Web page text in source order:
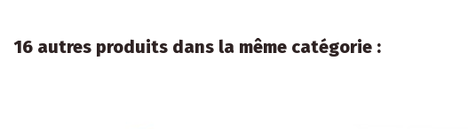
16 autres produits dans la même catégorie :